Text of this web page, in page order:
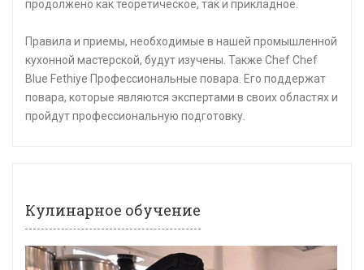
продолжено как теоретическое, так и прикладное.
Правила и приемы, необходимые в нашей промышленной
кухонной мастерской, будут изучены. Также Chef Chef
Blue Fethiye Профессиональные повара. Его поддержат
повара, которые являются экспертами в своих областях и
пройдут профессиональную подготовку.
Кулинарное обучение